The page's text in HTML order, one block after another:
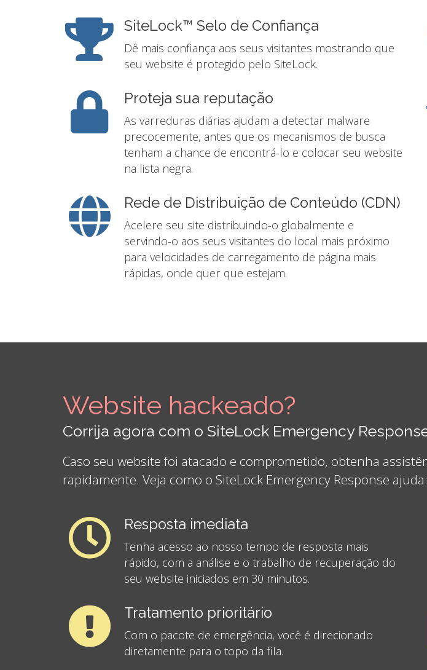
SiteLock™ Selo de Confiança
Dê mais confiança aos seus visitantes mostrando que
seu website é protegido pelo SiteLock.
Proteja sua reputação
As varreduras diárias ajudam a detectar malware
precocemente, antes que os mecanismos de busca
tenham a chance de encontrá-lo e colocar seu website
na lista negra.
Rede de Distribuição de Conteúdo (CDN)
Acelere seu site distribuindo-o globalmente e
servindo-o aos seus visitantes do local mais próximo
para velocidades de carregamento de página mais
rápidas, onde quer que estejam.
Website hackeado?
Corrija agora com o SiteLock Emergency
Caso seu website foi atacado e comprometido, obtenha
rapidamente. Veja como o SiteLock Emergency Response ajuda:
Resposta imediata
Tenha acesso ao nosso tempo de resposta mais
rápido, com a análise e o trabalho de recuperação do
seu website iniciados em 30 minutos.
Tratamento prioritário
Com o pacote de emergência, você é direcionado
diretamente para o topo da fila.